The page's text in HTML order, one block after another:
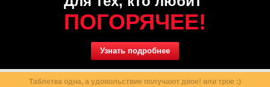
ПОГОРЯЧЕЕ!
Узнать подробнее
Таблетка одна, а удовольствие получают двое! или трое :)